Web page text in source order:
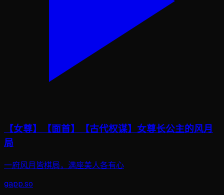
【女尊】【面首】【古代权谋】女尊长公主的风月
局
一府风月皆棋局，满座美人各有心
gapp.so